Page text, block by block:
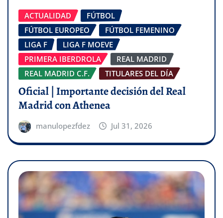
ACTUALIDAD
FÚTBOL
FÚTBOL EUROPEO
FÚTBOL FEMENINO
LIGA F
LIGA F MOEVE
PRIMERA IBERDROLA
REAL MADRID
REAL MADRID C.F.
TITULARES DEL DÍA
Oficial | Importante decisión del Real
Madrid con Athenea
manulopezfdez Jul 31, 2026